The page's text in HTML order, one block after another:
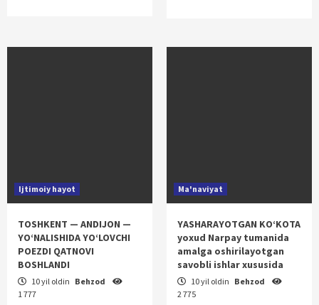
Ijtimoiy hayot
TOSHKENT — ANDIJON —
YO‘NALISHIDA YO‘LOVCHI
POEZDI QATNOVI
BOSHLANDI
10 yil oldin Behzod
1 777
Ma'naviyat
YASHARAYOTGAN KO‘KOTA
yoxud Narpay tumanida
amalga oshirilayotgan
savobli ishlar xususida
10 yil oldin Behzod
2 775